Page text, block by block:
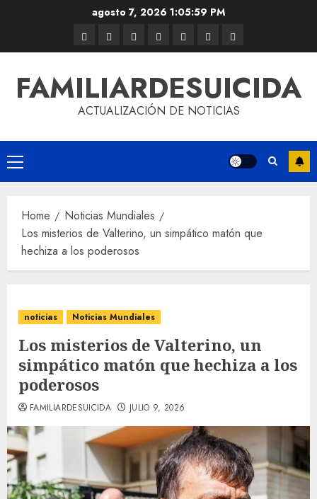
agosto 7, 2026 1:05:59 PM
FAMILIARDESUICIDA
ACTUALIZACIÓN DE NOTICIAS
Home
Noticias Mundiales
Los misterios de Valterino, un simpático matón que
hechiza a los poderosos
noticias Noticias Mundiales
Los misterios de Valterino, un
simpático matón que hechiza a los
poderosos
FAMILIARDESUICIDA JULIO 9, 2026